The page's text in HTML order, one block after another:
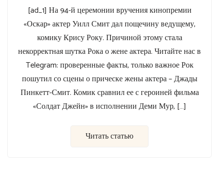
[ad_1] На 94-й церемонии вручения кинопремии
«Оскар» актер Уилл Смит дал пощечину ведущему,
комику Крису Року. Причиной этому стала
некорректная шутка Рока о жене актера. Читайте нас в
Telegram: проверенные факты, только важное Рок
пошутил со сцены о прическе жены актера – Джады
Пинкетт-Смит. Комик сравнил ее с героиней фильма
«Солдат Джейн» в исполнении Деми Мур, […]
Читать статью